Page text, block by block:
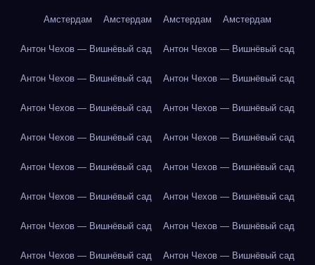
Амстердам Амстердам Амстердам Амстердам
Антон Чехов — Вишнёвый сад Антон Чехов — Вишнёвый сад
Антон Чехов — Вишнёвый сад Антон Чехов — Вишнёвый сад
Антон Чехов — Вишнёвый сад Антон Чехов — Вишнёвый сад
Антон Чехов — Вишнёвый сад Антон Чехов — Вишнёвый сад
Антон Чехов — Вишнёвый сад Антон Чехов — Вишнёвый сад
Антон Чехов — Вишнёвый сад Антон Чехов — Вишнёвый сад
Антон Чехов — Вишнёвый сад Антон Чехов — Вишнёвый сад
Антон Чехов — Вишнёвый сад Антон Чехов — Вишнёвый сад